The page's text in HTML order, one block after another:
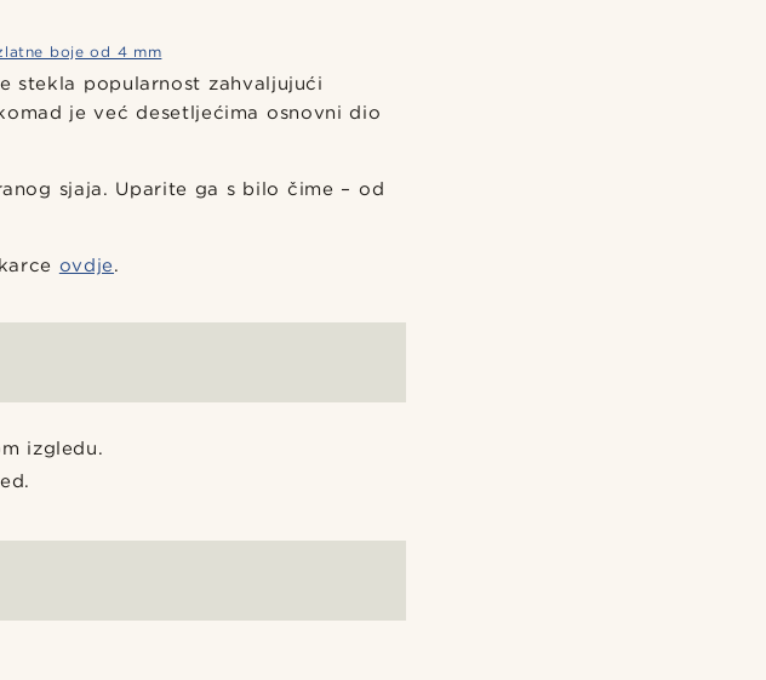
boje od 4 mm
stekla popularnost zahvaljujući
je već desetljećima osnovni dio
sjaja. Uparite ga s bilo čime – od
ovdje.
izgledu.